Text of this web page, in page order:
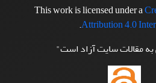
This work is licensed under a
Attribution 4.0
.
مقالات سایت آزاد است"